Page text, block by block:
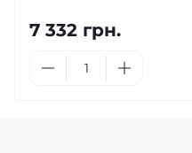
7 332 грн.